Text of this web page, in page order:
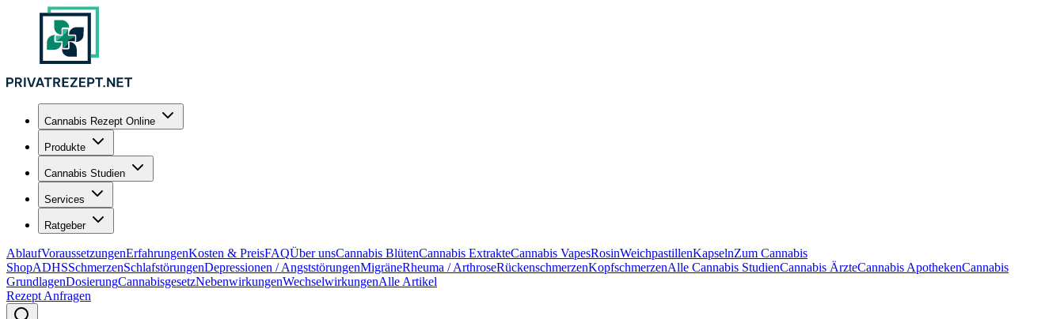
Cannabis Rezept Online
Produkte
Cannabis Studien
Services
Ratgeber
AblaufVoraussetzungenErfahrungenKosten & PreisFAQÜber unsCannabis BlütenCannabis ExtrakteCannabis VapesRosinWeichpastillenKapselnZum Cannabis
ShopADHSSchmerzenSchlafstörungenDepressionen / AngststörungenMigräneRheuma / ArthroseRückenschmerzenKopfschmerzenAlle Cannabis StudienCannabis ÄrzteCannabis ApothekenCannabis
GrundlagenDosierungCannabisgesetzNebenwirkungenWechselwirkungenAlle Artikel
Rezept Anfragen